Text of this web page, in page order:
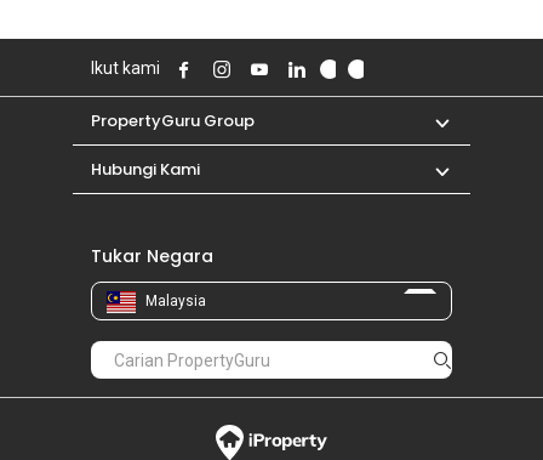
Ikut kami
PropertyGuru Group
Hubungi Kami
Tukar Negara
Malaysia